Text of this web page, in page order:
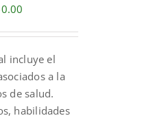
$250.00.
incluye el
a la
de salud.
habilidades